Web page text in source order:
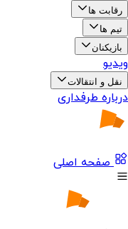
رقابت ها
تیم ها
بازیکنان
ویدیو
نقل و انتقالات
درباره طرفداری
صفحه اصلی